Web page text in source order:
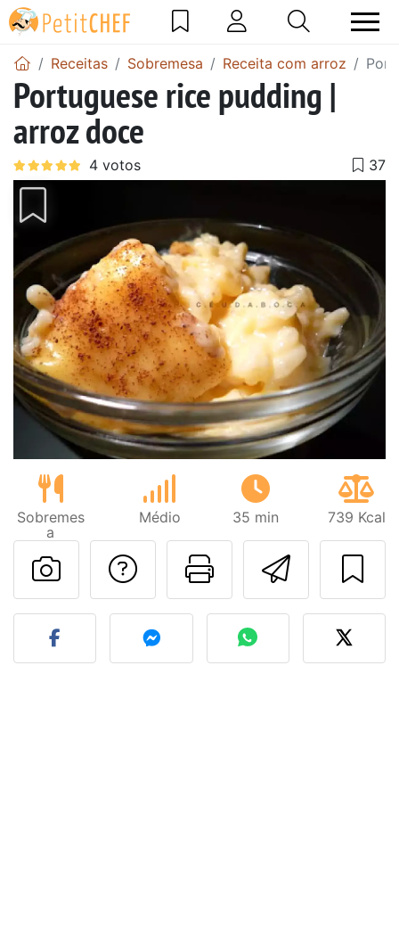
Receitas Sobremesa Receita com arroz
Portuguese rice pudding |
arroz doce
Sobremes
a
Médio 35 min 739 Kcal
Imprima
Falar com o autor
Fez esta receita?